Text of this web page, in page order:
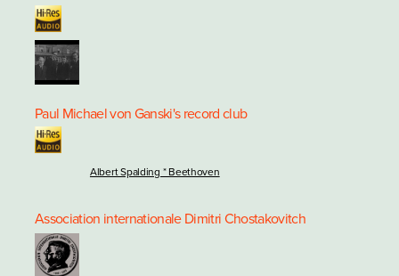
Paul Michael von Ganski's record club
Albert Spalding * Beethoven
Association internationale Dimitri Chostakovitch